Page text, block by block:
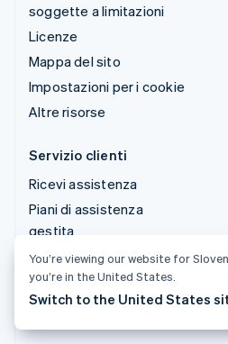
soggette a limitazioni
Licenze
Mappa del sito
Impostazioni per i cookie
Altre risorse
Servizio clienti
Ricevi assistenza
Piani di assistenza
gestita
© 2026 Stripe, LLC
You’re viewing our website for
you’re in the United States.
Switch to the United States